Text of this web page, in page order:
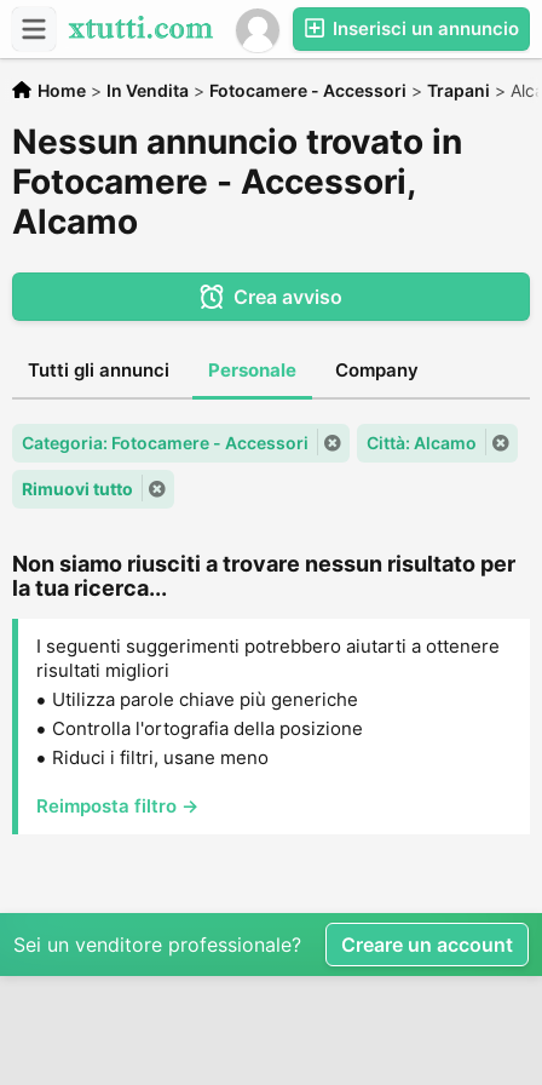
Inserisci un annuncio
Home > In Vendita > Fotocamere - Accessori > Trapani >
Nessun annuncio trovato in
Fotocamere - Accessori,
Alcamo
Crea avviso
Tutti gli annunci Personale Company
Categoria: Fotocamere - Accessori Città: Alcamo
Rimuovi tutto
Non siamo riusciti a trovare nessun risultato per
la tua ricerca...
I seguenti suggerimenti potrebbero aiutarti a ottenere
risultati migliori
Utilizza parole chiave più generiche
Controlla l'ortografia della posizione
Riduci i filtri, usane meno
Reimposta filtro →
Sei un venditore professionale? Creare un account